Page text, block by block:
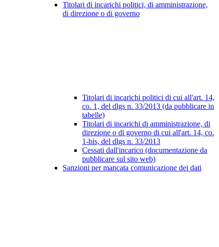
Titolari di incarichi politici, di amministrazione,
di direzione o di governo
Titolari di incarichi politici di cui all'art. 14,
co. 1, del dlgs n. 33/2013 (da pubblicare in
tabelle)
Titolari di incarichi di amministrazione, di
direzione o di governo di cui all'art. 14, co.
1-bis, del dlgs n. 33/2013
Cessati dall'incarico (documentazione da
pubblicare sul sito web)
Sanzioni per mancata comunicazione dei dati